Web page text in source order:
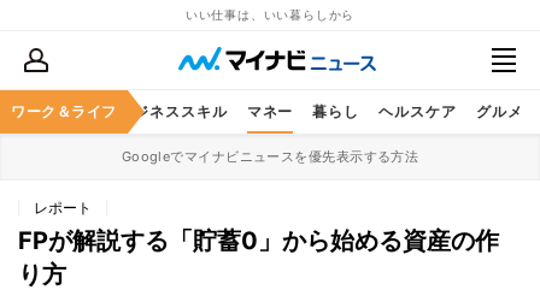
いい仕事は、いい暮らしから
ワーク＆ライフ
キャリア ビジネススキル マネー 暮らし ヘルスケア グルメ
Googleでマイナビニュースを優先表示する方法
レポート
FPが解説する「貯蓄0」から始める資産の作
り方